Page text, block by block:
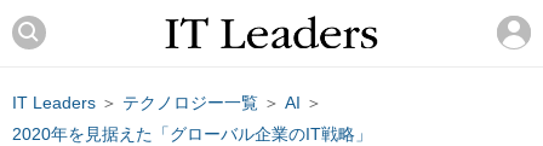
IT Leaders ＞ テクノロジー一覧 ＞ AI ＞
2020年を見据えた「グローバル企業のIT戦略」